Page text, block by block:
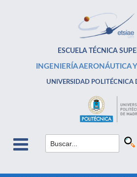
ESCUELA TÉCNICA
INGENIERÍA AERONÁUTICA
UNIVERSIDAD POLITÉCNICA